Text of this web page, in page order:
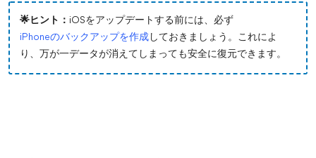
🌟ヒント： iOSをアップデートする前には、必ず
iPhoneのバックアップを作成 しておきましょう。これによ
り、万が一データが消えてしまっても安全に復元できます。